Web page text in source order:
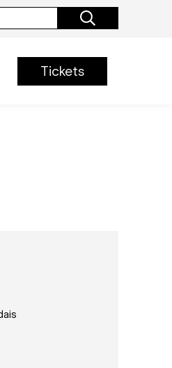
Tickets